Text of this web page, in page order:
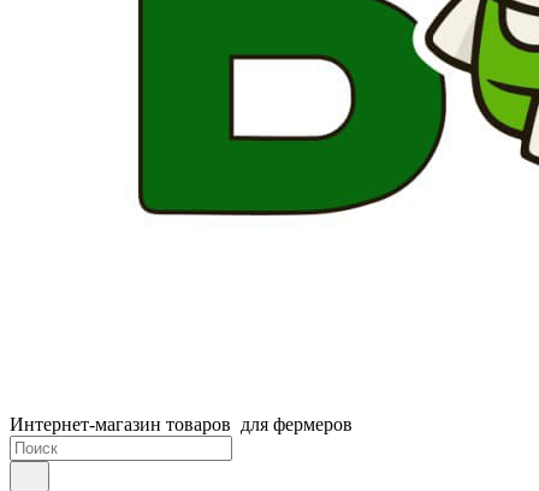
Интернет-магазин товаров для фермеров